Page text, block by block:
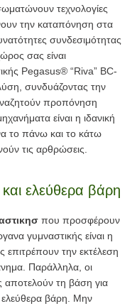
τεχνολογίες
την καταπόνηση στα
συνδεσιμότητας
σας είναι
Pegasus® “Riva” BC-
συνδυάζοντας την
προπόνηση
είναι η ιδανική
το πάνω και το κάτω
τις αρθρώσεις.
ελεύθερα βάρη
που προσφέρουν
γυμναστικής είναι η
την εκτέλεση
Παράλληλα, οι
αποτελούν τη βάση για
βάρη. Μην